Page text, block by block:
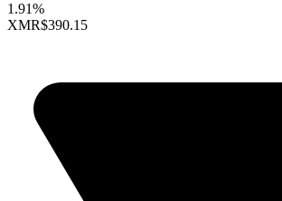
1.91%
XMR$390.15